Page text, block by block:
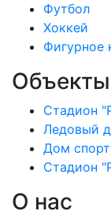
Футбол
Хоккей
Фигурное
Объекты
Стадион
Ледовый
Дом
Стадион
О нас